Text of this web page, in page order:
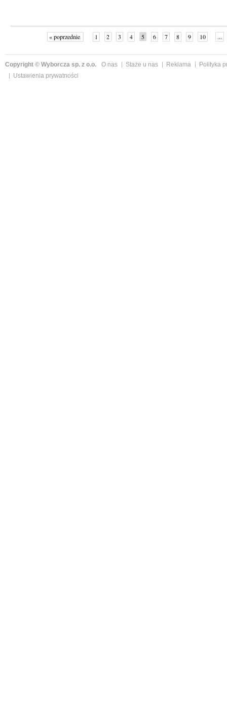
« poprzednie 1 2 3 4 5 6 7 8 9 10 ...
Copyright © Wyborcza sp. z o.o. O nas Staże u nas Reklama
Polityka
Ustawienia prywatności